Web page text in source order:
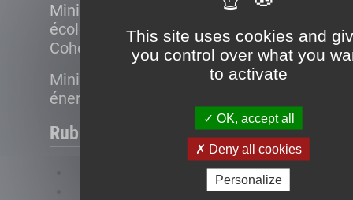
This site uses cookies and
you control over what you
to activate
OK, accept all
Deny all cookies
Personalize
Ministère de la Transition
écologique et de la
Cohésion des territoires
Ministère de la Transition
énergétique
Rubriques